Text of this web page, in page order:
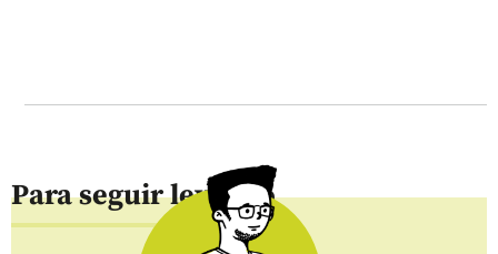
Para seguir leyendo